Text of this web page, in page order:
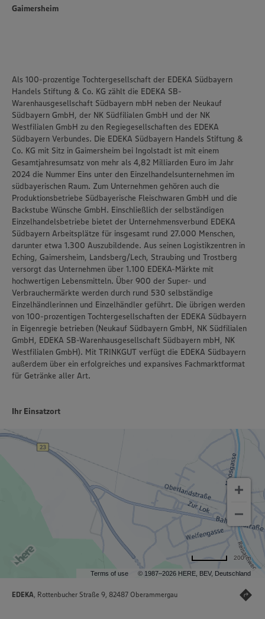
unseren Datenschutzhinweisen sowie in unserer Cookie
Gaimersheim
Als 100-prozentige Tochtergesellschaft der EDEKA Südbayern
Handels Stiftung & Co. KG zählt die EDEKA SB-
Warenhausgesellschaft Südbayern mbH neben der Neukauf
Südbayern GmbH, der NK Südfilialen GmbH und der NK
Westfilialen GmbH zu den Regiegesellschaften des EDEKA
Südbayern Verbundes. Die EDEKA Südbayern Handels Stiftung &
Co. KG mit Sitz in Gaimersheim bei Ingolstadt ist mit einem
Gesamtjahresumsatz von mehr als 4,82 Milliarden Euro im Jahr
2024 die Nummer Eins unter den Einzelhandelsunternehmen im
südbayerischen Raum. Zum Unternehmen gehören auch die
Produktionsbetriebe Südbayerische Fleischwaren GmbH und die
Backstube Wünsche GmbH. Einschließlich der selbständigen
Einzelhandelsbetriebe bietet der Unternehmensverbund EDEKA
Südbayern Arbeitsplätze für insgesamt rund 27.000 Menschen,
darunter etwa 1.300 Auszubildende. Aus seinen Logistikzentren in
Eching, Gaimersheim, Landsberg/Lech, Straubing und Trostberg
versorgt das Unternehmen über 1.100 EDEKA-Märkte mit
hochwertigen Lebensmitteln. Über 900 der Super- und
Verbrauchermärkte werden durch rund 530 selbständige
Einzelhändlerinnen und Einzelhändler geführt. Die übrigen werden
von 100-prozentigen Tochtergesellschaften der EDEKA Südbayern
in Eigenregie betrieben (Neukauf Südbayern GmbH, NK Südfilialen
GmbH, EDEKA SB-Warenhausgesellschaft Südbayern mbH, NK
Westfilialen GmbH). Mit TRINKGUT verfügt die EDEKA Südbayern
außerdem über ein erfolgreiches und expansives Fachmarktformat
für Getränke aller Art.
Ihr Einsatzort
Terms of use © 1987–2026 HERE, BEV, Deutschland
200 m
EDEKA, Rottenbucher Straße 9, 82487 Oberammergau